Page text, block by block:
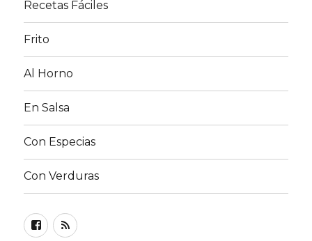
Recetas Fáciles
Frito
Al Horno
En Salsa
Con Especias
Con Verduras
Facebook
RSS